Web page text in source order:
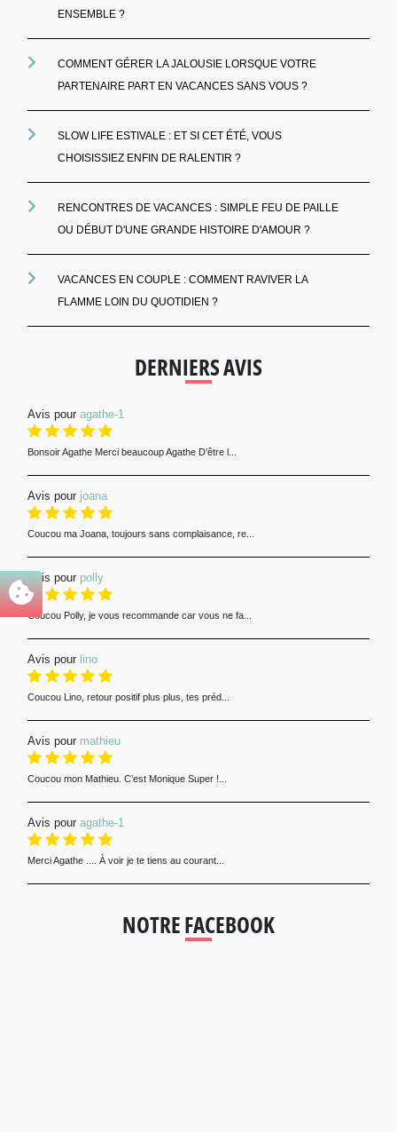
ENSEMBLE ?
COMMENT GÉRER LA JALOUSIE LORSQUE VOTRE
PARTENAIRE PART EN VACANCES SANS VOUS ?
SLOW LIFE ESTIVALE : ET SI CET ÉTÉ, VOUS
CHOISISSIEZ ENFIN DE RALENTIR ?
RENCONTRES DE VACANCES : SIMPLE FEU DE PAILLE
OU DÉBUT D'UNE GRANDE HISTOIRE D'AMOUR ?
VACANCES EN COUPLE : COMMENT RAVIVER LA
FLAMME LOIN DU QUOTIDIEN ?
DERNIERS AVIS
Avis pour agathe-1
Bonsoir Agathe Merci beaucoup Agathe D’être l...
Avis pour joana
Coucou ma Joana, toujours sans complaisance, re...
Avis pour polly
Coucou Polly, je vous recommande car vous ne fa...
Avis pour lino
Coucou Lino, retour positif plus plus, tes préd...
Avis pour mathieu
Coucou mon Mathieu. C’est Monique Super !...
Avis pour agathe-1
Merci Agathe .... À voir je te tiens au courant...
NOTRE FACEBOOK